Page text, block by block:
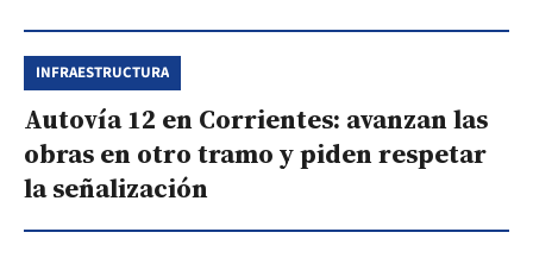
INFRAESTRUCTURA
Autovía 12 en Corrientes: avanzan las
obras en otro tramo y piden respetar
la señalización